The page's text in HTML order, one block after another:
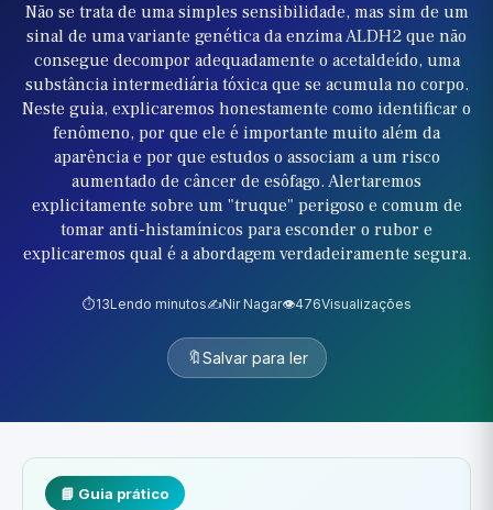
Não se trata de uma simples sensibilidade, mas sim de um
sinal de uma variante genética da enzima ALDH2 que não
consegue decompor adequadamente o acetaldeído, uma
substância intermediária tóxica que se acumula no corpo.
Neste guia, explicaremos honestamente como identificar o
fenômeno, por que ele é importante muito além da
aparência e por que estudos o associam a um risco
aumentado de câncer de esôfago. Alertaremos
explicitamente sobre um "truque" perigoso e comum de
tomar anti-histamínicos para esconder o rubor e
explicaremos qual é a abordagem verdadeiramente segura.
⏱️13Lendo minutos✍️Nir Nagar👁️476Visualizações
🔖Salvar para ler
📘 Guia prático